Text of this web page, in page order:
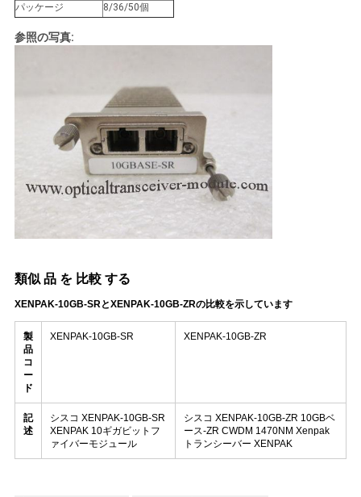
パッケージ
8/36/50個
参照の写真:
類似 品 を 比較 する
XENPAK-10GB-SRとXENPAK-10GB-ZRの比較を示しています
製
品
コ
ー
ド
XENPAK-10GB-SR XENPAK-10GB-ZR
記
述
シスコ XENPAK-10GB-SR
XENPAK 10ギガビットフ
ァイバーモジュール
シスコ XENPAK-10GB-ZR 10GBベ
ース-ZR CWDM 1470NM Xenpak
トランシーバー XENPAK